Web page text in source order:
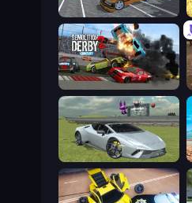
Obby: Car Crash Sandbox
Demolition Derby 2
Sports Cars Driver